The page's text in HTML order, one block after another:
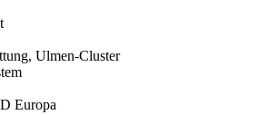
Ulmen-Cluster
Europa